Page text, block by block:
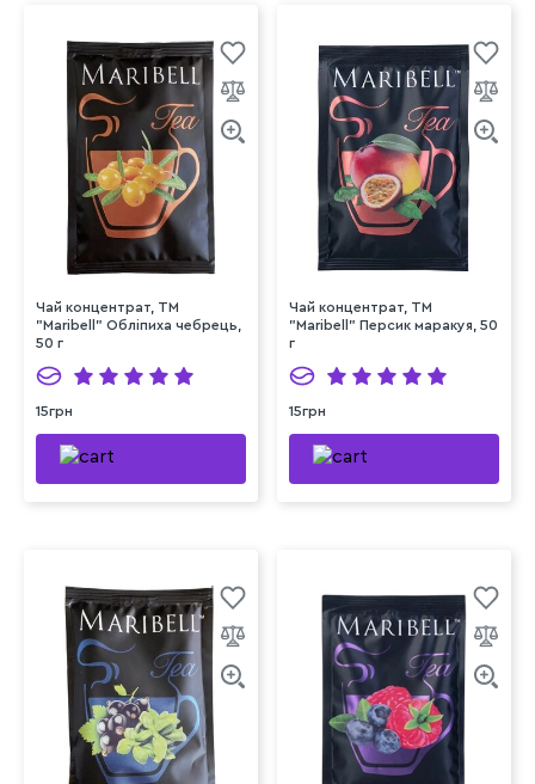
Чай концентрат, ТМ
"Maribell" Обліпиха чебрець,
50 г
15грн
Чай концентрат, ТМ
"Maribell" Персик маракуя, 50
г
15грн